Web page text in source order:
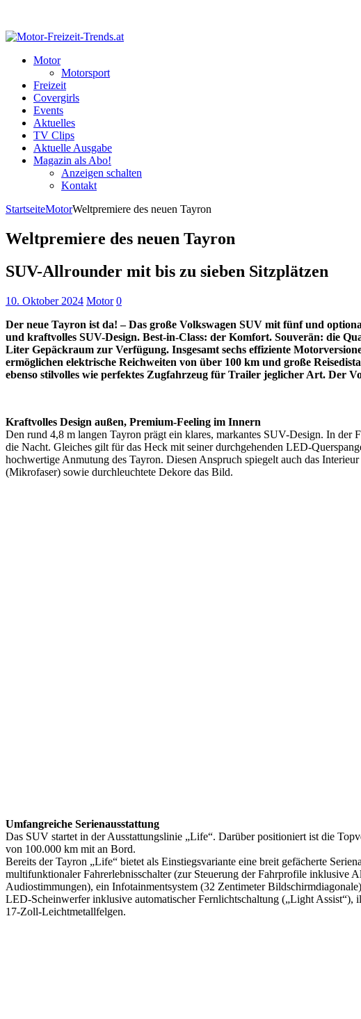
Motor
Motorsport
Freizeit
Covergirls
Events
Aktuelles
TV Clips
Aktuelle Ausgabe
Magazin als Abo!
Anzeigen schalten
Kontakt
StartseiteMotorWeltpremiere des neuen Tayron
Weltpremiere des neuen Tayron
SUV-Allrounder mit bis zu sieben Sitzplätzen
10. Oktober 2024 Motor 0
Der neue Tayron ist da! – Das große Volkswagen SUV mit fünf und
und kraftvolles SUV-Design. Best-in-Class: der Komfort. Souverän: die
Liter Gepäckraum zur Verfügung. Insgesamt sechs effiziente
ermöglichen elektrische Reichweiten von über 100 km und große
ebenso stilvolles wie perfektes Zugfahrzeug für Trailer jeglicher Art. Der
Kraftvolles Design außen, Premium-Feeling im Innern
Den rund 4,8 m langen Tayron prägt ein klares, markantes SUV-Design. In
die Nacht. Gleiches gilt für das Heck mit seiner durchgehenden LED-
hochwertige Anmutung des Tayron. Diesen Anspruch spiegelt auch das
(Mikrofaser) sowie durchleuchtete Dekore das Bild.
Umfangreiche Serienausstattung
Das SUV startet in der Ausstattungslinie „Life“. Darüber positioniert ist die
von 100.000 km mit an Bord.
Bereits der Tayron „Life“ bietet als Einstiegsvariante eine breit gefächerte
multifunktionaler Fahrerlebnisschalter (zur Steuerung der Fahrprofile
Audiostimmungen), ein Infotainmentsystem (32 Zentimeter
LED-Scheinwerfer inklusive automatischer Fernlichtschaltung („Light
17-Zoll-Leichtmetallfelgen.